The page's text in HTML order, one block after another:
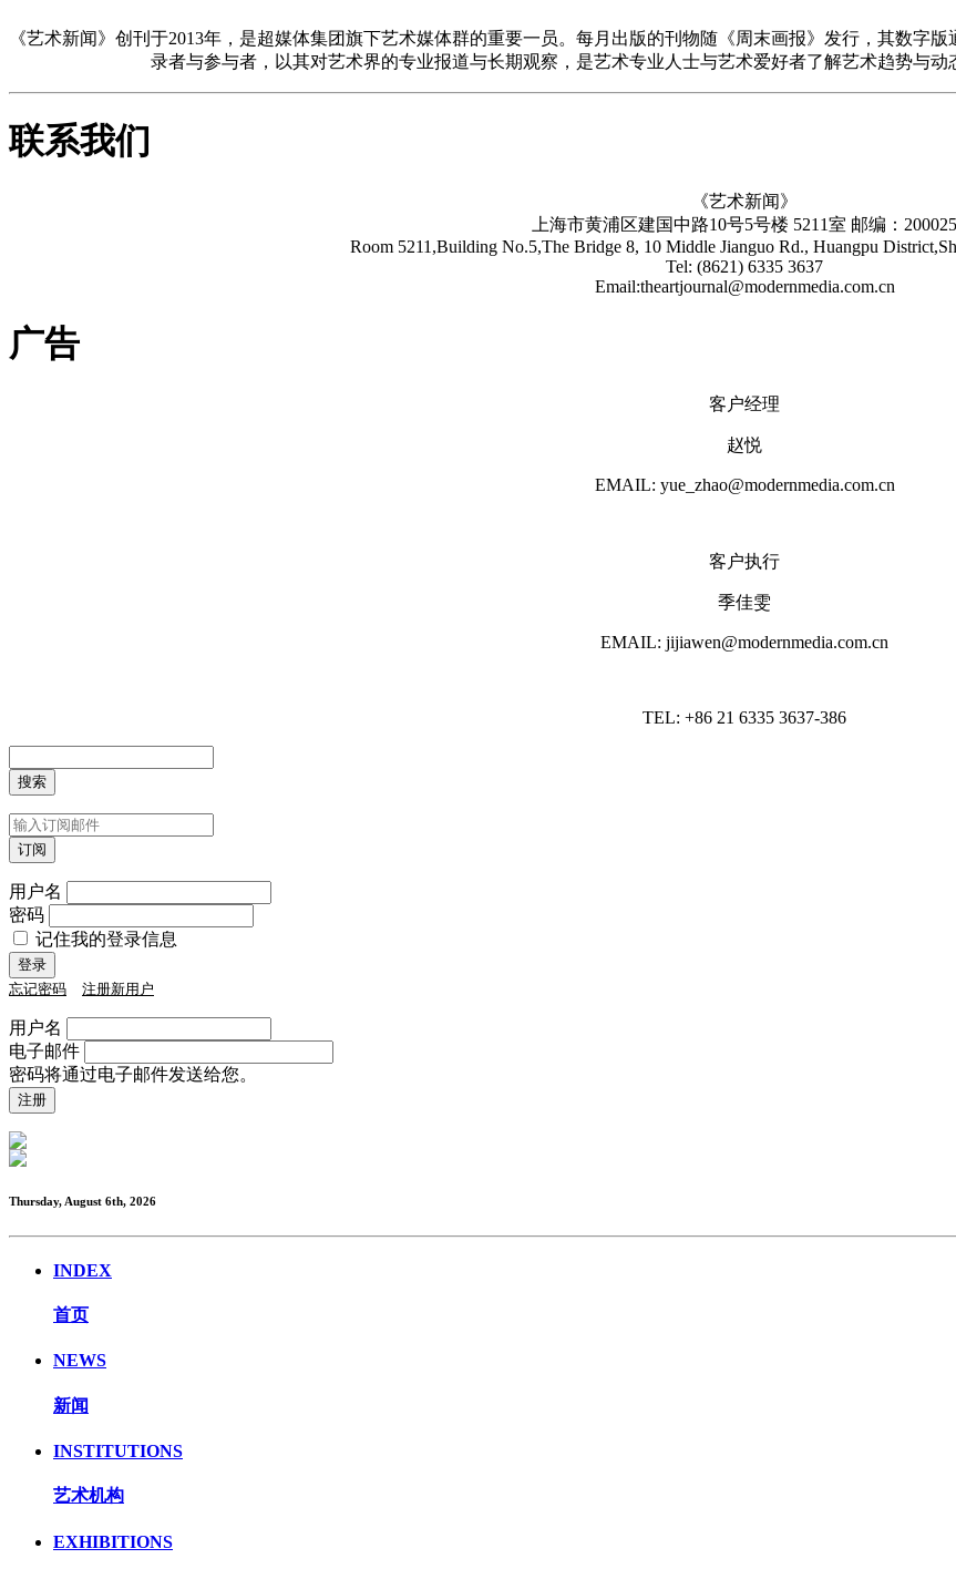
《艺术新闻》创刊于2013年，是超媒体集团旗下艺术媒体群的重要一员。每月出版的刊物随《周末画报》发行，其数字
录者与参与者，以其对艺术界的专业报道与长期观察，是艺术专业人士与艺术爱好者了解艺术趋势与动
联系我们
《艺术新闻》
上海市黄浦区建国中路10号5号楼 5211室 邮编：200025
Room 5211,Building No.5,The Bridge 8, 10 Middle Jianguo Rd., Huangpu
Tel: (8621) 6335 3637
Email:theartjournal@modernmedia.com.cn
广告
客户经理
赵悦
EMAIL: yue_zhao@modernmedia.com.cn
客户执行
季佳雯
EMAIL: jijiawen@modernmedia.com.cn
TEL: +86 21 6335 3637-386
用户名
密码
记住我的登录信息
忘记密码 注册新用户
用户名
电子邮件
密码将通过电子邮件发送给您。
Thursday, August 6th, 2026
INDEX
首页
NEWS
新闻
INSTITUTIONS
艺术机构
EXHIBITIONS